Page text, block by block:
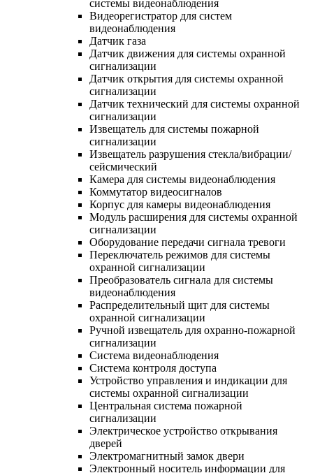
системы видеонаблюдения
Видеорегистратор для систем
видеонаблюдения
Датчик газа
Датчик движения для системы охранной
сигнализации
Датчик открытия для системы охранной
сигнализации
Датчик технический для системы охранной
сигнализации
Извещатель для системы пожарной
сигнализации
Извещатель разрушения стекла/вибрации/
сейсмический
Камера для системы видеонаблюдения
Коммутатор видеосигналов
Корпус для камеры видеонаблюдения
Модуль расширения для системы охранной
сигнализации
Оборудование передачи сигнала тревоги
Переключатель режимов для системы
охранной сигнализации
Преобразователь сигнала для системы
видеонаблюдения
Распределительный щит для системы
охранной сигнализации
Ручной извещатель для охранно-пожарной
сигнализации
Система видеонаблюдения
Система контроля доступа
Устройство управления и индикации для
системы охранной сигнализации
Центральная система пожарной
сигнализации
Электрическое устройство открывания
дверей
Электромагнитный замок двери
Электронный носитель информации для